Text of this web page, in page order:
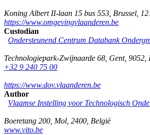
Koning Albert II-laan 15 bus 553 Brussel
https://www.omgevingvlaanderen.be
Custodian
Ondersteunend Centrum Databank
Technologiepark-Zwijnaarde 68 Gent, 9052
+32 9 240 75 00
https://www.dov.vlaanderen.be
Author
Vlaamse Instelling voor Technologisch
Boeretang 200 Mol 2400 België
www.vito.be